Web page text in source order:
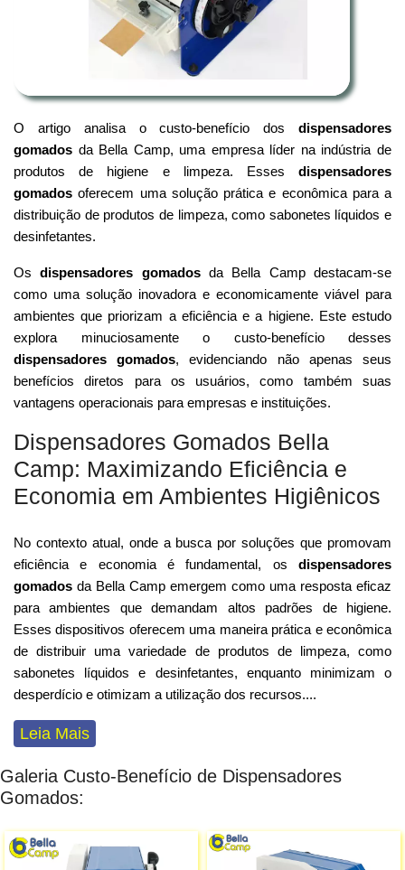
O artigo analisa o custo-benefício dos dispensadores
gomados da Bella Camp, uma empresa líder na indústria de
produtos de higiene e limpeza. Esses dispensadores
gomados oferecem uma solução prática e econômica para a
distribuição de produtos de limpeza, como sabonetes líquidos e
desinfetantes.
Osdispensadores gomadosda Bella Camp destacam-se
como uma solução inovadora e economicamente viável para
ambientes que priorizam a eficiência e a higiene. Este estudo
explora minuciosamente o custo-benefício desses
dispensadores gomados, evidenciando não apenas seus
benefícios diretos para os usuários, como também suas
vantagens operacionais para empresas e instituições.
Dispensadores Gomados Bella
Camp: Maximizando Eficiência e
Economia em Ambientes Higiênicos
No contexto atual, onde a busca por soluções que promovam
eficiência e economia é fundamental, os dispensadores
gomados da Bella Camp emergem como uma resposta eficaz
para ambientes que demandam altos padrões de higiene.
Esses dispositivos oferecem uma maneira prática e econômica
de distribuir uma variedade de produtos de limpeza, como
sabonetes líquidos e desinfetantes, enquanto minimizam o
desperdício e otimizam a utilização dos recursos....
Leia Mais
Galeria Custo-Benefício de Dispensadores
Gomados: